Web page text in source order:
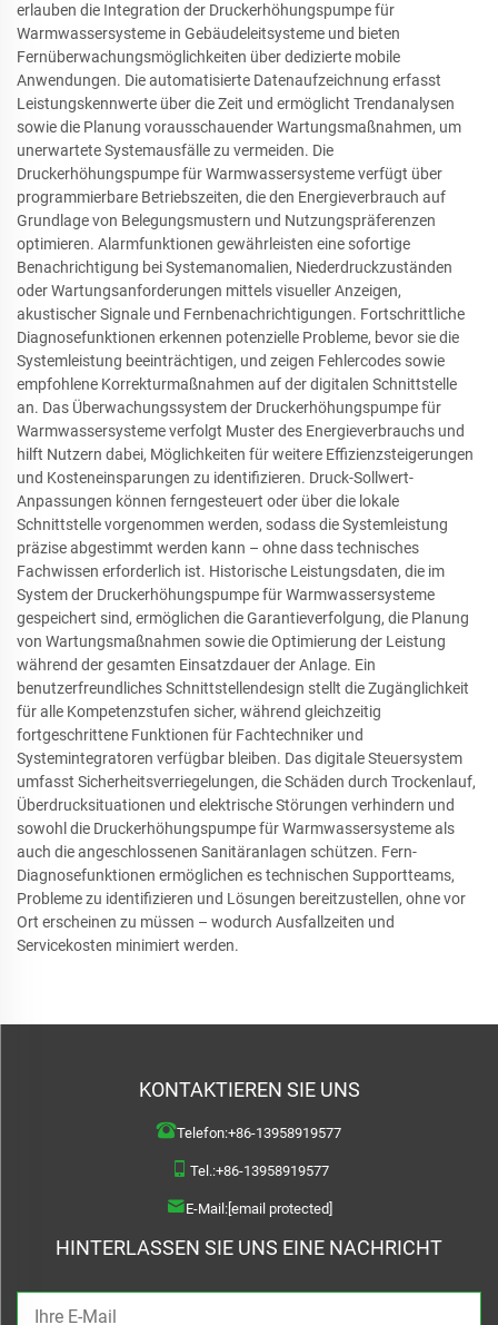
erlauben die Integration der Druckerhöhungspumpe für
Warmwassersysteme in Gebäudeleitsysteme und bieten
Fernüberwachungsmöglichkeiten über dedizierte mobile
Anwendungen. Die automatisierte Datenaufzeichnung erfasst
Leistungskennwerte über die Zeit und ermöglicht Trendanalysen
sowie die Planung vorausschauender Wartungsmaßnahmen, um
unerwartete Systemausfälle zu vermeiden. Die
Druckerhöhungspumpe für Warmwassersysteme verfügt über
programmierbare Betriebszeiten, die den Energieverbrauch auf
Grundlage von Belegungsmustern und Nutzungspräferenzen
optimieren. Alarmfunktionen gewährleisten eine sofortige
Benachrichtigung bei Systemanomalien, Niederdruckzuständen
oder Wartungsanforderungen mittels visueller Anzeigen,
akustischer Signale und Fernbenachrichtigungen. Fortschrittliche
Diagnosefunktionen erkennen potenzielle Probleme, bevor sie die
Systemleistung beeinträchtigen, und zeigen Fehlercodes sowie
empfohlene Korrekturmaßnahmen auf der digitalen Schnittstelle
an. Das Überwachungssystem der Druckerhöhungspumpe für
Warmwassersysteme verfolgt Muster des Energieverbrauchs und
hilft Nutzern dabei, Möglichkeiten für weitere Effizienzsteigerungen
und Kosteneinsparungen zu identifizieren. Druck-Sollwert-
Anpassungen können ferngesteuert oder über die lokale
Schnittstelle vorgenommen werden, sodass die Systemleistung
präzise abgestimmt werden kann – ohne dass technisches
Fachwissen erforderlich ist. Historische Leistungsdaten, die im
System der Druckerhöhungspumpe für Warmwassersysteme
gespeichert sind, ermöglichen die Garantieverfolgung, die Planung
von Wartungsmaßnahmen sowie die Optimierung der Leistung
während der gesamten Einsatzdauer der Anlage. Ein
benutzerfreundliches Schnittstellendesign stellt die Zugänglichkeit
für alle Kompetenzstufen sicher, während gleichzeitig
fortgeschrittene Funktionen für Fachtechniker und
Systemintegratoren verfügbar bleiben. Das digitale Steuersystem
umfasst Sicherheitsverriegelungen, die Schäden durch Trockenlauf,
Überdrucksituationen und elektrische Störungen verhindern und
sowohl die Druckerhöhungspumpe für Warmwassersysteme als
auch die angeschlossenen Sanitäranlagen schützen. Fern-
Diagnosefunktionen ermöglichen es technischen Supportteams,
Probleme zu identifizieren und Lösungen bereitzustellen, ohne vor
Ort erscheinen zu müssen – wodurch Ausfallzeiten und
Servicekosten minimiert werden.
KONTAKTIEREN SIE UNS
Telefon:+86-13958919577
Tel.:+86-13958919577
E-Mail: [email protected]
HINTERLASSEN SIE UNS EINE NACHRICHT